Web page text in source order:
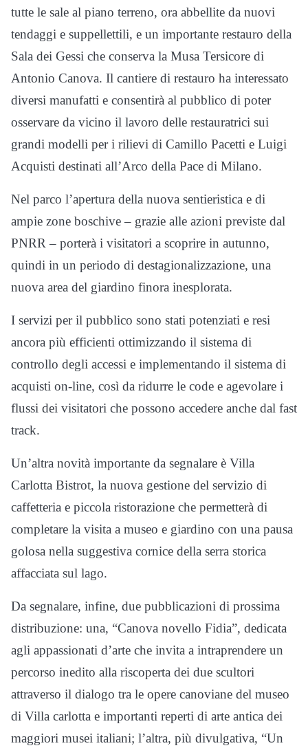
tutte le sale al piano terreno, ora abbellite da nuovi
tendaggi e suppellettili, e un importante restauro della
Sala dei Gessi che conserva la Musa Tersicore di
Antonio Canova. Il cantiere di restauro ha interessato
diversi manufatti e consentirà al pubblico di poter
osservare da vicino il lavoro delle restauratrici sui
grandi modelli per i rilievi di Camillo Pacetti e Luigi
Acquisti destinati all’Arco della Pace di Milano.
Nel parco l’apertura della nuova sentieristica e di
ampie zone boschive – grazie alle azioni previste dal
PNRR – porterà i visitatori a scoprire in autunno,
quindi in un periodo di destagionalizzazione, una
nuova area del giardino finora inesplorata.
I servizi per il pubblico sono stati potenziati e resi
ancora più efficienti ottimizzando il sistema di
controllo degli accessi e implementando il sistema di
acquisti on-line, così da ridurre le code e agevolare i
flussi dei visitatori che possono accedere anche dal fast
track.
Un’altra novità importante da segnalare è Villa
Carlotta Bistrot, la nuova gestione del servizio di
caffetteria e piccola ristorazione che permetterà di
completare la visita a museo e giardino con una pausa
golosa nella suggestiva cornice della serra storica
affacciata sul lago.
Da segnalare, infine, due pubblicazioni di prossima
distribuzione: una, “Canova novello Fidia”, dedicata
agli appassionati d’arte che invita a intraprendere un
percorso inedito alla riscoperta dei due scultori
attraverso il dialogo tra le opere canoviane del museo
di Villa carlotta e importanti reperti di arte antica dei
maggiori musei italiani; l’altra, più divulgativa, “Un